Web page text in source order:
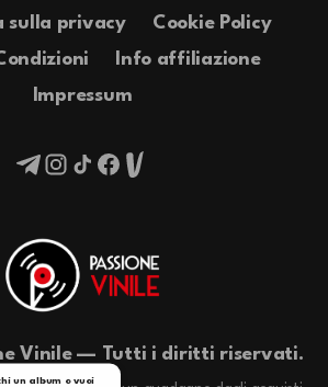
sulla privacy
Cookie Policy
Info affiliazione
Impressum
Vinile — Tutti i diritti riservati.
un album o vuoi